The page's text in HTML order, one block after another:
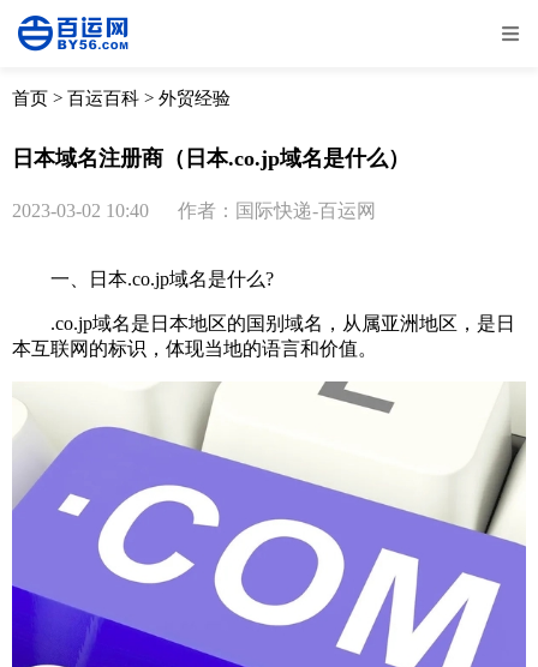
全部 物流资讯
取消 确定
首页 > 百运百科 > 外贸经验
日本域名注册商（日本.co.jp域名是什么）
2023-03-02 10:40 作者：国际快递-百运网
一、日本.co.jp域名是什么?
.co.jp域名是日本地区的国别域名，从属亚洲地区，是日
本互联网的标识，体现当地的语言和价值。